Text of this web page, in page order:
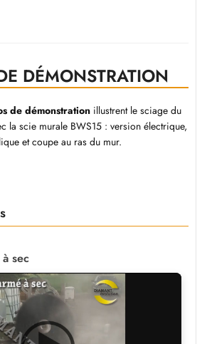
DÉMONSTRATION
de démonstration illustrent le sciage du
la scie murale BWS15 : version électrique,
et coupe au ras du mur.
sec